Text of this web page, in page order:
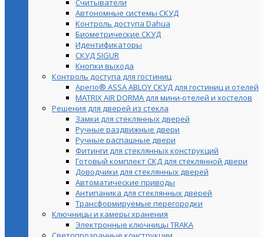
Автономные системы СКУД
Контроль доступа Dahua
Биометрические СКУД
Идентификаторы
СКУД SIGUR
Кнопки выхода
Контроль доступа для гостиниц
Aperio® ASSA ABLOY СКУД для гостиниц и отелей
MATRIX AIR DORMA для мини-отелей и хостелов
Решения для дверей из стекла
Замки для стеклянных дверей
Ручные раздвижные двери
Ручные распашные двери
Фитинги для стеклянных конструкций
Готовый комплект СКД для стеклянной двери
Доводчики для стеклянных дверей
Автоматические приводы
Антипаника для стеклянных дверей
Трансформируемые перегородки
Ключницы и камеры хранения
Электронные ключницы TRAKA